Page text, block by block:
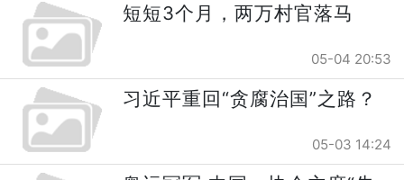
短短3个月，两万村官落马
05-04 20:53
习近平重回“贪腐治国”之路？
05-03 14:24